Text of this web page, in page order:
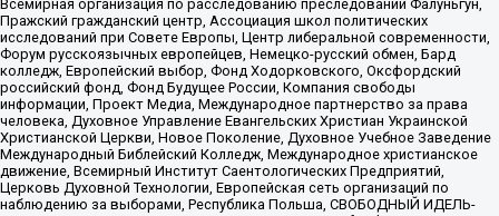
Всемирная организация по расследованию преследований Фалуньгун,
Пражский гражданский центр, Ассоциация школ политических
исследований при Совете Европы, Центр либеральной современности,
Форум русскоязычных европейцев, Немецко-русский обмен, Бард
колледж, Европейский выбор, Фонд Ходорковского, Оксфордский
российский фонд, Фонд Будущее России, Компания свободы
информации, Проект Медиа, Международное партнерство за права
человека, Духовное Управление Евангельских Христиан Украинской
Христианской Церкви, Новое Поколение, Духовное Учебное Заведение
Международный Библейский Колледж, Международное христианское
движение, Всемирный Институт Саентологических Предприятий,
Церковь Духовной Технологии, Европейская сеть организаций по
наблюдению за выборами, Республика Польша, СВОБОДНЫЙ ИДЕЛЬ-